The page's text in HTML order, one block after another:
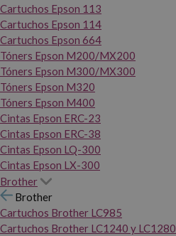
Cartuchos Epson 113
Cartuchos Epson 114
Cartuchos Epson 664
Tóners Epson M200/MX200
Tóners Epson M300/MX300
Tóners Epson M320
Tóners Epson M400
Cintas Epson ERC-23
Cintas Epson ERC-38
Cintas Epson LQ-300
Cintas Epson LX-300
Brother
Brother
Cartuchos Brother LC985
Cartuchos Brother LC1240 y LC1280